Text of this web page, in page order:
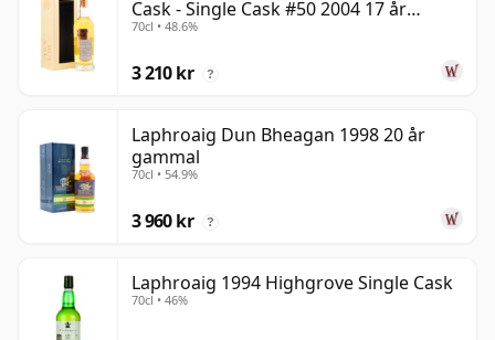
Cask - Single Cask #50 2004 17 år
gammal
70cl • 48.6%
3 210 kr ?
Laphroaig Dun Bheagan 1998 20 år
gammal
70cl • 54.9%
3 960 kr ?
Laphroaig 1994 Highgrove Single Cask
70cl • 46%